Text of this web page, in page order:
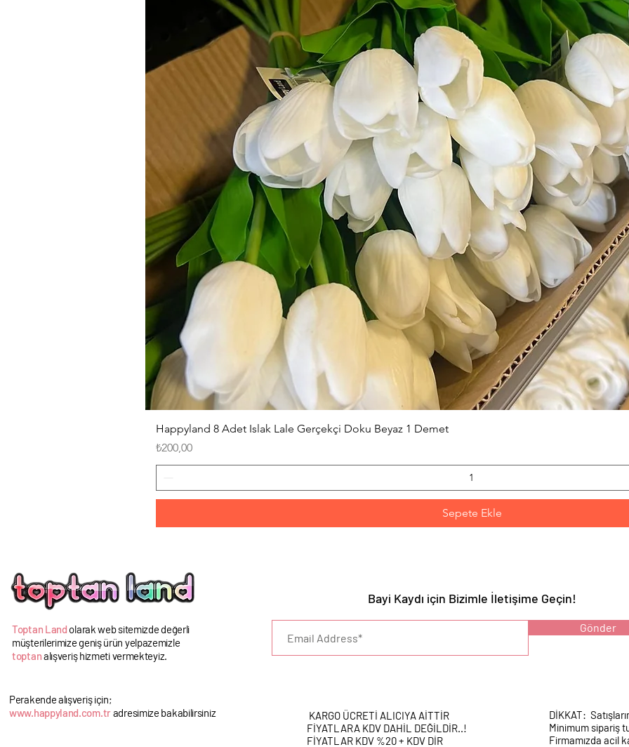
Happyland 8 Adet Islak Lale Gerçekçi Doku Beyaz 1 Demet
Fiyat
₺200,00
Sepete Ekle
Toptan Land olarak web sitemizde değerli
müşterilerimize geniş ürün yelpazemizle
toptanalışveriş hizmeti vermekteyiz.
Perakende alışveriş için;
www.happyland.com.tradresimize bakabilirsiniz
UYARI :
Bayi Kaydı için Bizimle İletişime Geçin!
Gönder
KARGO ÜCRETİ ALICIYA AİTTİR
FİYATLARA KDV DAHİL DEĞİLDİR..!
FİYATLAR KDV %20 + KDV DİR
DİKKAT:
Minimum sipariş
Firmamızda acil